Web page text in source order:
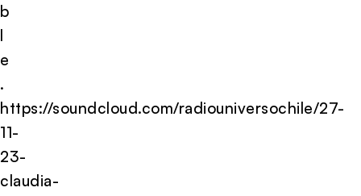
b
l
e
.
https://soundcloud.com/radiouniversochile/27-
11-
23-
claudia-